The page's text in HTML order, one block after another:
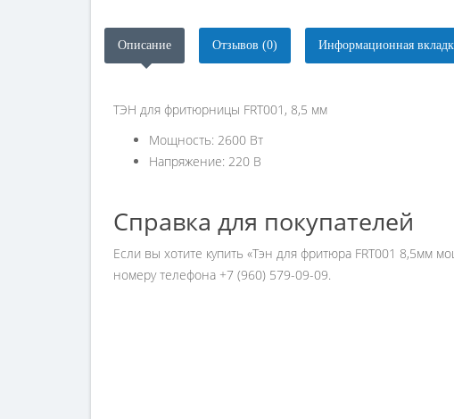
Описание Отзывов (0) Информационная
ТЭН для фритюрницы FRT001, 8,5 мм
Мощность: 2600 Вт
Напряжение: 220 В
Справка для покупателей
Если вы хотите купить «Тэн для фритюра FRT001 8,5мм
номеру телефона +7 (960) 579-09-09.